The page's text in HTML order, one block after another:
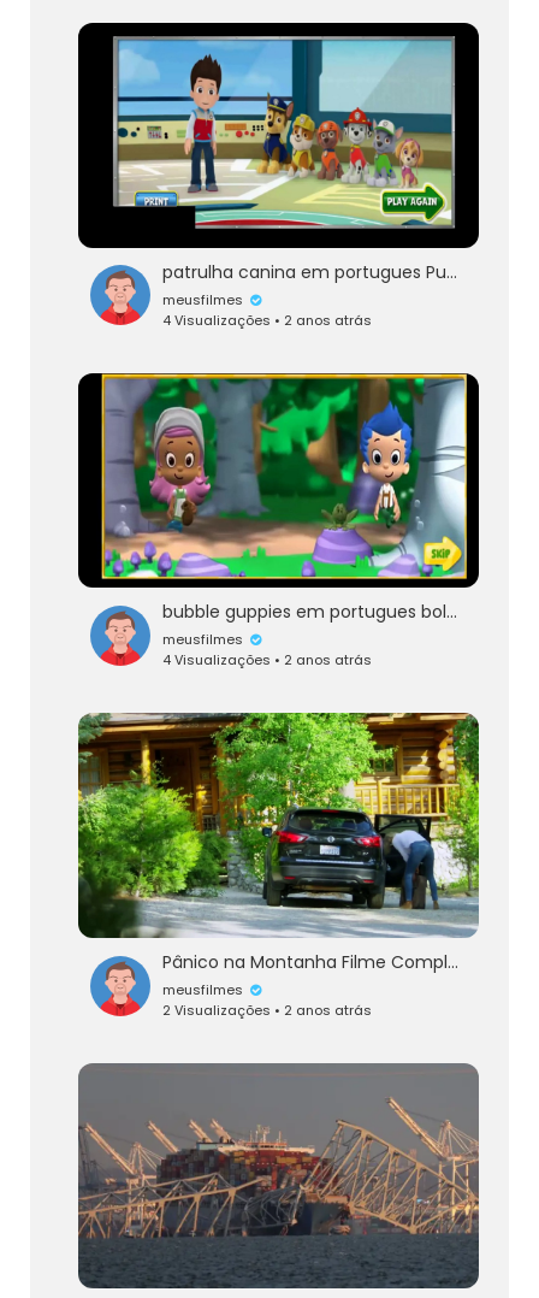
patrulha canina em portugues Puptacular episódios completos de jogo
meusfilmes
4 Visualizações • 2 anos atrás
bubble guppies em portugues bolha de filhote de cachorro jogo episódio completo
meusfilmes
4 Visualizações • 2 anos atrás
Pânico na Montanha Filme Completo Dublado
meusfilmes
2 Visualizações • 2 anos atrás